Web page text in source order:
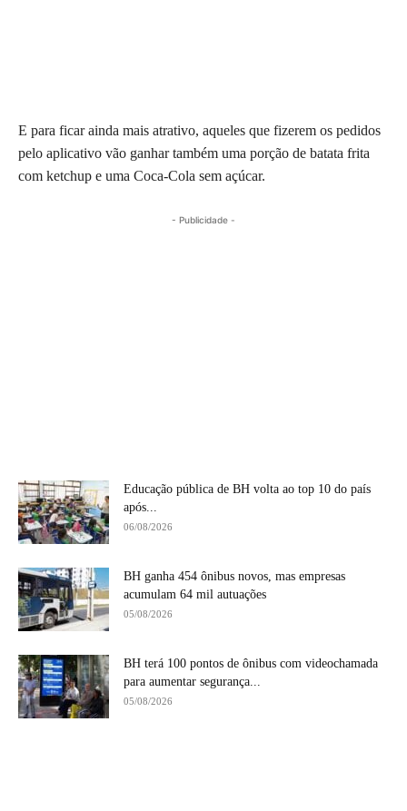
E para ficar ainda mais atrativo, aqueles que fizerem os pedidos
pelo aplicativo vão ganhar também uma porção de batata frita
com ketchup e uma Coca-Cola sem açúcar.
- Publicidade -
Educação pública de BH volta ao top 10 do país
após...
06/08/2026
BH ganha 454 ônibus novos, mas empresas
acumulam 64 mil autuações
05/08/2026
BH terá 100 pontos de ônibus com videochamada
para aumentar segurança...
05/08/2026